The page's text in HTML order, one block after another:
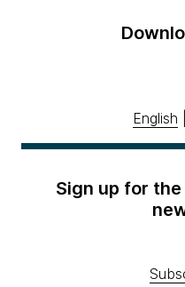
English
Sign up for